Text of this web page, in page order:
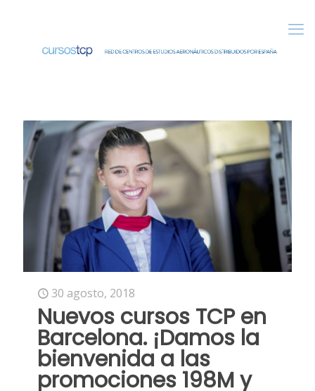
30 agosto, 2018
Nuevos cursos TCP en
Barcelona. ¡Damos la
bienvenida a las
promociones 198M y